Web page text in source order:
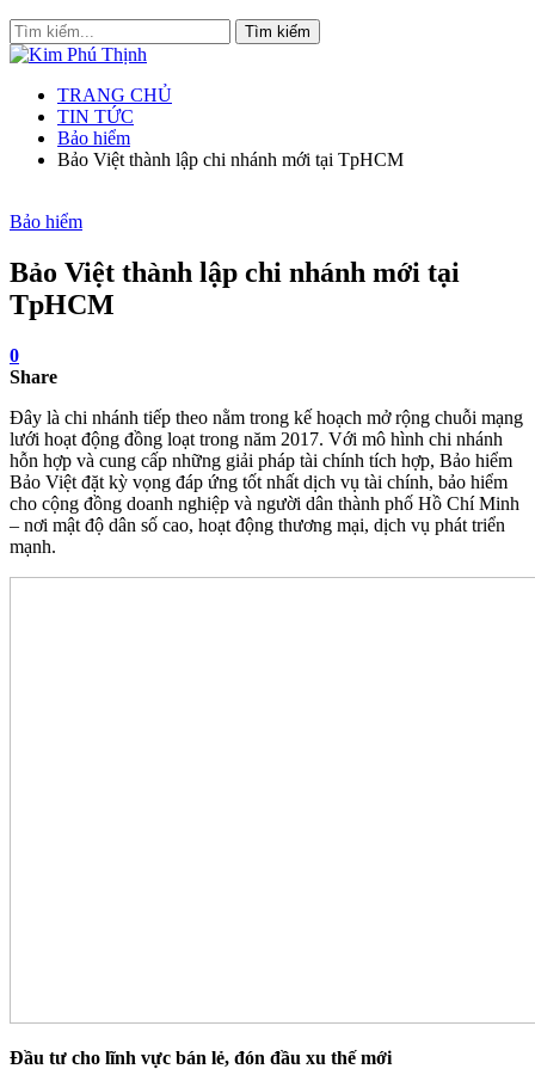
TRANG CHỦ
TIN TỨC
Bảo hiểm
Bảo Việt thành lập chi nhánh mới tại TpHCM
Bảo hiểm
Bảo Việt thành lập chi nhánh mới tại
TpHCM
0
Share
Đây là chi nhánh tiếp theo nằm trong kế hoạch mở rộng chuỗi mạng
lưới hoạt động đồng loạt trong năm 2017. Với mô hình chi nhánh
hỗn hợp và cung cấp những giải pháp tài chính tích hợp, Bảo hiểm
Bảo Việt đặt kỳ vọng đáp ứng tốt nhất dịch vụ tài chính, bảo hiểm
cho cộng đồng doanh nghiệp và người dân thành phố Hồ Chí Minh
– nơi mật độ dân số cao, hoạt động thương mại, dịch vụ phát triển
mạnh.
Đầu tư cho lĩnh vực bán lẻ, đón đầu xu thế mới